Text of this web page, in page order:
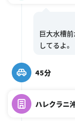
巨大水槽
45分
ハレクラニ